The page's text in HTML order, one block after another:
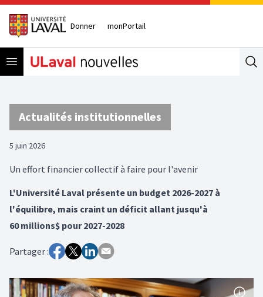
Donner monPortail
Open menu
Actualités institutionnelles
5 juin 2026
Un effort financier collectif à faire pour l'avenir
L'Université Laval présente un budget 2026-2027 à
l'équilibre, mais craint un déficit allant jusqu'à
60 millions$ pour 2027-2028
Partager :